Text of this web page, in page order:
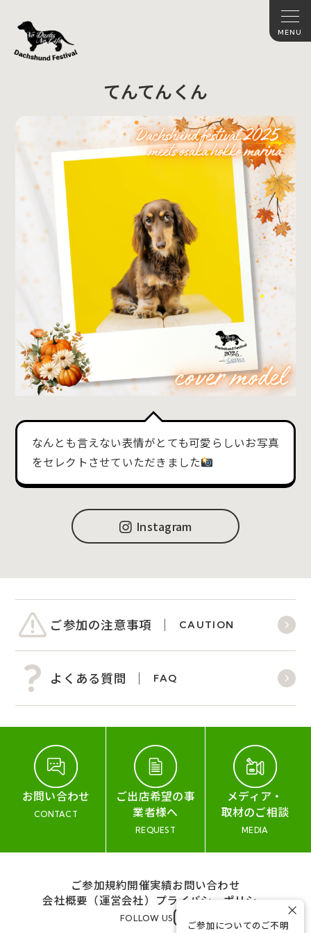
てんてんくん
なんとも言えない表情がとても可愛らしいお写真
をセレクトさせていただきました
Instagram
ご参加の注意事項 CAUTION
よくある質問 FAQ
お問い合わせ
CONTACT
ご出店希望の事
業者様へ
REQUEST
メディア・
取材のご相談
MEDIA
ご参加規約開催実績お問い合わせ
会社概要（運営会社） プライバシーポリシー
FOLLOW US
ご参加についてのご不明
×